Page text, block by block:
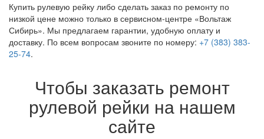
Купить рулевую рейку либо сделать заказ по ремонту по
низкой цене можно только в сервисном-центре «Вольтаж
Сибирь». Мы предлагаем гарантии, удобную оплату и
доставку. По всем вопросам звоните по номеру: +7 (383) 383-
25-74.
Чтобы заказать ремонт
рулевой рейки на нашем
сайте